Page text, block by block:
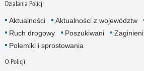
Działania Policji
Aktualności Aktualności z województw
Ruch drogowy
Poszukiwani Zaginieni
Polemiki i sprostowania
O Policji